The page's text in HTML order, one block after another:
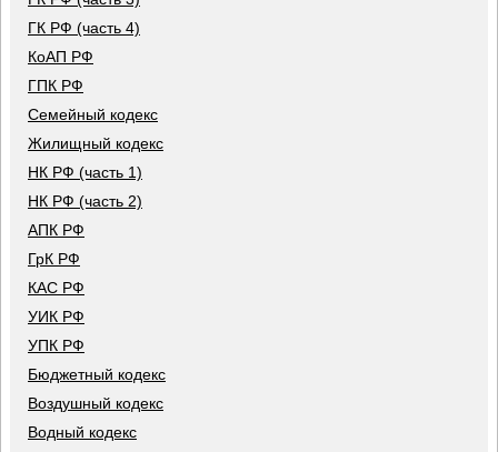
ГК РФ (часть 4)
КоАП РФ
ГПК РФ
Семейный кодекс
Жилищный кодекс
НК РФ (часть 1)
НК РФ (часть 2)
АПК РФ
ГрК РФ
КАС РФ
УИК РФ
УПК РФ
Бюджетный кодекс
Воздушный кодекс
Водный кодекс